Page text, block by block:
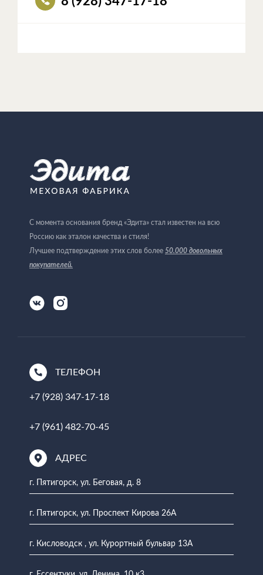
С момента основания бренд «Эдита» стал известен на всю
Россию как эталон качества и стиля!
Лучшее подтверждение этих слов более 50.000 довольных
покупателей.
ТЕЛЕФОН
+7 (928) 347-17-18
+7 (961) 482-70-45
АДРЕС
г. Пятигорск, ул. Беговая, д. 8
г. Пятигорск, ул. Проспект Кирова 26А
г. Кисловодск , ул. Курортный бульвар 13А